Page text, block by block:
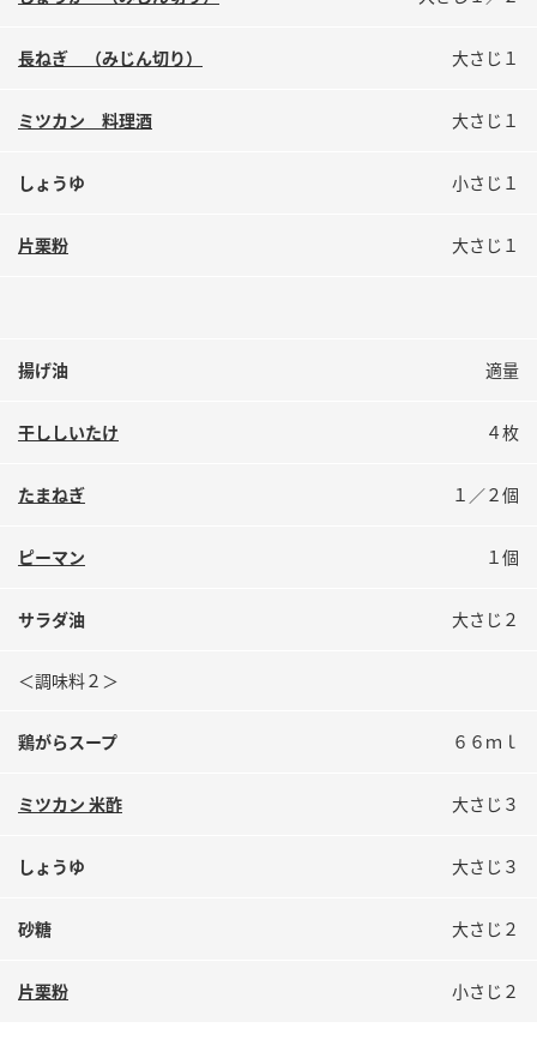
長ねぎ （みじん切り） 大さじ１
ミツカン 料理酒 大さじ１
しょうゆ 小さじ１
片栗粉 大さじ１
揚げ油 適量
干ししいたけ ４枚
たまねぎ １／２個
ピーマン １個
サラダ油 大さじ２
＜調味料２＞
鶏がらスープ ６６ｍｌ
ミツカン 米酢 大さじ３
しょうゆ 大さじ３
砂糖 大さじ２
片栗粉 小さじ２